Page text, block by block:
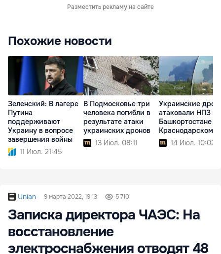
Разместить рекламу на сайте
Похожие новости
Зеленский: В лагере
Путина
поддерживают
Украину в вопросе
завершения войны
11 Июл. 21:45
В Подмосковье три
человека погибли в
результате атаки
украинских дронов
13 Июл. 08:11
Украинские
атаковали НПЗ в
Башкортостане и
Краснодарском
14 Июл. 10:02
Unian 9 марта 2022, 19:13 5 710
Записка директора ЧАЭС: На
восстановление
электроснабжения отводят 48